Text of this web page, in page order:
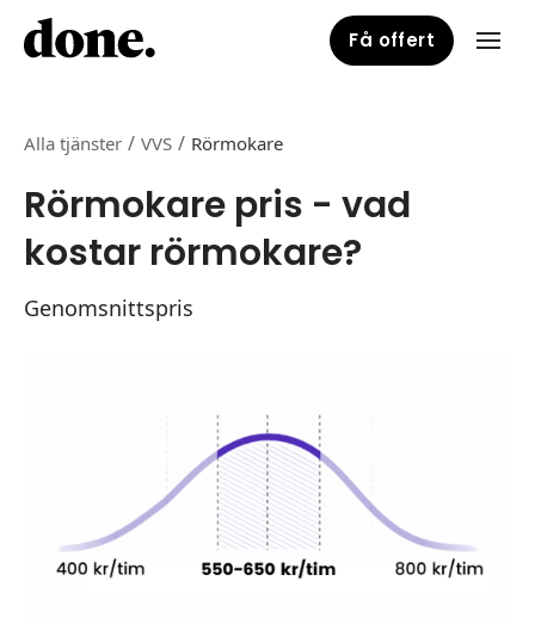
Få offert
Alla tjänster / VVS / Rörmokare
Rörmokare pris - vad
kostar rörmokare?
Genomsnittspris